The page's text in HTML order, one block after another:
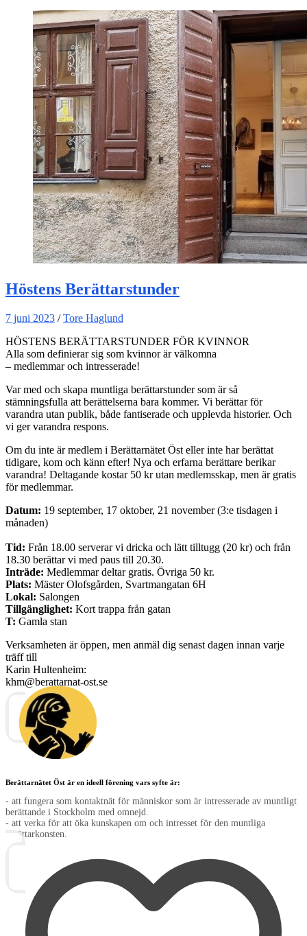
Höstens Berättarstunder
7 juni 2023 /Tore Haglund
HÖSTENS BERÄTTARSTUNDER FÖR KVINNOR
Alla som definierar sig som kvinnor är välkomna
– medlemmar och intresserade!
Var med och skapa muntliga berättarstunder som är så
stämningsfulla att berättelserna bara kommer. Vi berättar för
varandra utan publik, både fantiserade och upplevda historier. Och
vi ger varandra respons.
Om du inte är medlem i Berättarnätet Öst eller inte har berättat
tidigare, kom och känn efter! Nya och erfarna berättare berikar
varandra! Deltagande kostar 50 kr utan medlemsskap, men är gratis
för medlemmar.
Datum: 19 september, 17 oktober, 21 november (3:e tisdagen i
månaden)
Tid: Från 18.00 serverar vi dricka och lätt tilltugg (20 kr) och från
18.30 berättar vi med paus till 20.30.
Inträde: Medlemmar deltar gratis. Övriga 50 kr.
Plats: Mäster Olofsgården, Svartmangatan 6H
Lokal: Salongen
Tillgänglighet: Kort trappa från gatan
T: Gamla stan
Verksamheten är öppen, men anmäl dig senast dagen innan varje
träff till
Karin Hultenheim:
khm@berattarnat-ost.se
« Äldreinlägg
Berättarnätet Öst är en ideell förening vars syfte är:
- att fungera som kontaktnät för människor som är intresserade av muntligt
berättande i Stockholm med omnejd.
- att verka för att öka kunskapen om och intresset för den muntliga
berättarkonsten.